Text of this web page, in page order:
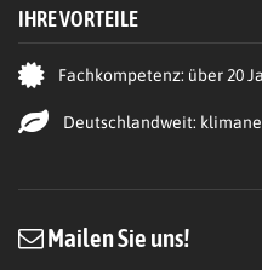
IHRE VORTEILE
Fachkompetenz: über 20
Deutschlandweit:
Mailen Sie uns!